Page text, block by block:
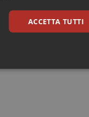
ACCETTA TUTTI
Marketing